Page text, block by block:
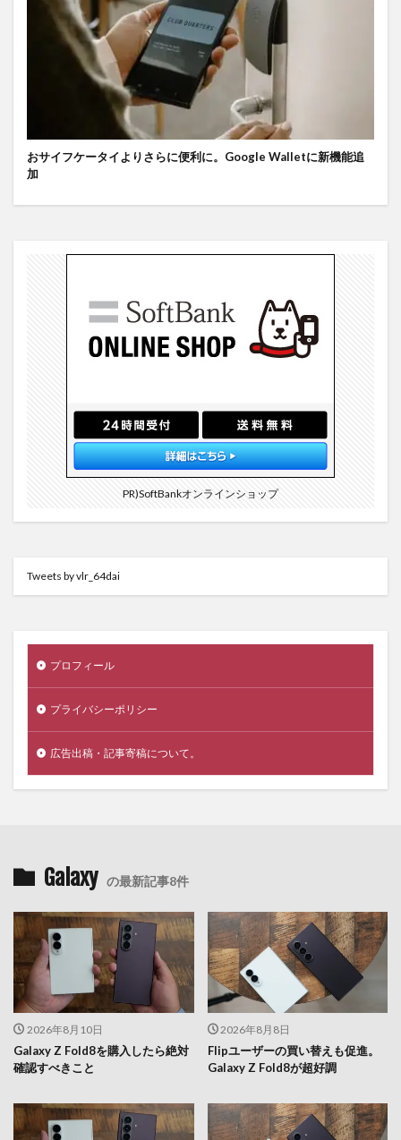
おサイフケータイよりさらに便利に。Google Walletに新機能追
加
PR)SoftBankオンラインショップ
Tweets by vlr_64dai
プロフィール
プライバシーポリシー
広告出稿・記事寄稿について。
Galaxy の最新記事8件
2026年8月10日
Galaxy Z Fold8を購入したら絶対
確認すべきこと
2026年8月8日
Flipユーザーの買い替えも促進。
Galaxy Z Fold8が超好調